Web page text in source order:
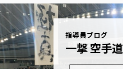
指導員ブログ
一撃 空手道